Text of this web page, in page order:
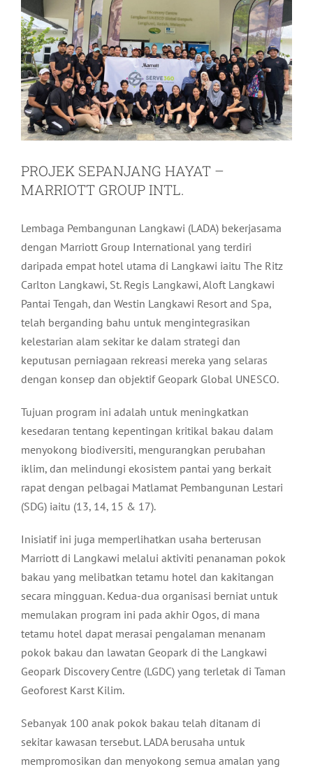
PROJEK SEPANJANG HAYAT –
MARRIOTT GROUP INTL.
Lembaga Pembangunan Langkawi (LADA) bekerjasama
dengan Marriott Group International yang terdiri
daripada empat hotel utama di Langkawi iaitu The Ritz
Carlton Langkawi, St. Regis Langkawi, Aloft Langkawi
Pantai Tengah, dan Westin Langkawi Resort and Spa,
telah berganding bahu untuk mengintegrasikan
kelestarian alam sekitar ke dalam strategi dan
keputusan perniagaan rekreasi mereka yang selaras
dengan konsep dan objektif Geopark Global UNESCO.
Tujuan program ini adalah untuk meningkatkan
kesedaran tentang kepentingan kritikal bakau dalam
menyokong biodiversiti, mengurangkan perubahan
iklim, dan melindungi ekosistem pantai yang berkait
rapat dengan pelbagai Matlamat Pembangunan Lestari
(SDG) iaitu (13, 14, 15 & 17).
Inisiatif ini juga memperlihatkan usaha berterusan
Marriott di Langkawi melalui aktiviti penanaman pokok
bakau yang melibatkan tetamu hotel dan kakitangan
secara mingguan. Kedua-dua organisasi berniat untuk
memulakan program ini pada akhir Ogos, di mana
tetamu hotel dapat merasai pengalaman menanam
pokok bakau dan lawatan Geopark di the Langkawi
Geopark Discovery Centre (LGDC) yang terletak di Taman
Geoforest Karst Kilim.
Sebanyak 100 anak pokok bakau telah ditanam di
sekitar kawasan tersebut. LADA berusaha untuk
mempromosikan dan menyokong semua amalan yang